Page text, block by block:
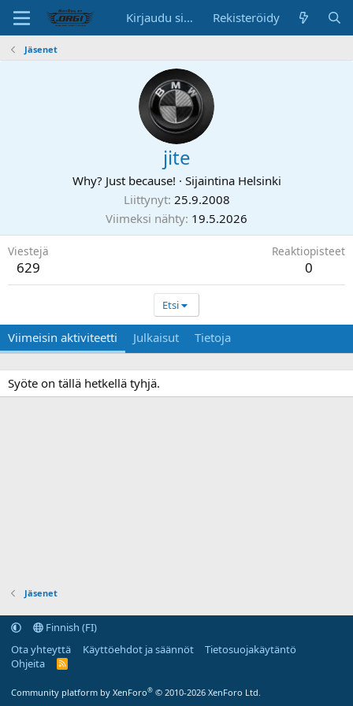
Kirjaudu sisään Rekisteröidy
Jäsenet
jite
Why? Just because! · Sijaintina Helsinki
Liittynyt 25.9.2008
Viimeksi nähty 19.5.2026
Viestejä
629
Reaktiopisteet
0
Etsi
Viimeisin aktiviteetti Julkaisut Tietoja
Syöte on tällä hetkellä tyhjä.
Jäsenet
Finnish (FI)
Ota yhteyttä
Käyttöehdot ja säännöt
Tietosuojakäytäntö
Ohjeita
R
Community platform by XenForo® © 2010-2026 XenForo Ltd.